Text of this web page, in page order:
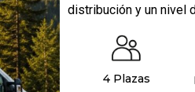
distribución y un nivel
4 Plazas